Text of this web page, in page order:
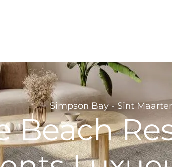
Simpson Bay - Sint
Beach